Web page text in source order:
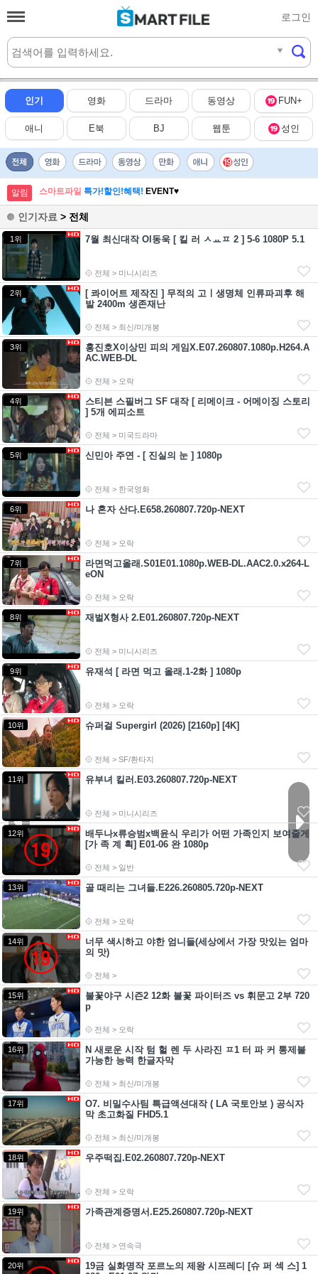
로그인
실시간HOT
인기 영화 드라마 동영상 FUN+
애니 E북 BJ 웹툰 성인
알림 스마트파일 특가!할인!혜택! EVENT♥
인기자료 > 전체
1위 7월 최신대작 Ol동욱 [ 킬 러 ㅅㅛㅍ 2 ] 5-6 1080P 5.1
전체 > 미니시리즈
2위
[ 콰이어트 제작진 ] 무적의 고ㅣ생명체 인류파괴후 해
발 2400m 생존재난
전체 > 최신/미개봉
3위
홍진호X이상민 피의 게임X.E07.260807.1080p.H264.A
AC.WEB-DL
전체 > 오락
4위
스티븐 스필버그 SF 대작 [ 리메이크 - 어메이징 스토리
] 5개 에피소트
전체 > 미국드라마
5위 신민아 주연 - [ 진실의 눈 ] 1080p
전체 > 한국영화
6위 나 혼자 산다.E658.260807.720p-NEXT
전체 > 오락
7위
라면먹고올래.S01E01.1080p.WEB-DL.AAC2.0.x264-L
eON
전체 > 오락
8위 재벌X형사 2.E01.260807.720p-NEXT
전체 > 미니시리즈
9위 유재석 [ 라면 먹고 올래.1-2화 ] 1080p
전체 > 오락
10위 슈퍼걸 Supergirl (2026) [2160p] [4K]
전체 > SF/환타지
11위 유부녀 킬러.E03.260807.720p-NEXT
전체 > 미니시리즈
12위
배두나x류승범x백윤식 우리가 어떤 가족인지 보여줄게
[가 족 계 획] E01-06 완 1080p
전체 > 일반
13위 골 때리는 그녀들.E226.260805.720p-NEXT
전체 > 오락
14위
너무 색시하고 야한 엄니들(세상에서 가장 맛있는 엄마
의 맛)
전체 >
15위
불꽃야구 시즌2 12화 불꽃 파이터즈 vs 휘문고 2부 720
p
전체 > 오락
16위
N 새로운 시작 텀 헐 렌 두 사라진 ㅍ1 터 파 커 통제불
가능한 능력 한글자막
전체 > 최신/미개봉
17위
O7. 비밀수사팀 특급액션대작 ( LA 국토안보 ) 공식자
막 초고화질 FHD5.1
전체 > 최신/미개봉
18위 우주떡집.E02.260807.720p-NEXT
전체 > 오락
19위 가족관계증명서.E25.260807.720p-NEXT
전체 > 연속극
20위
19금 실화명작 포르노의 제왕 시프레디 [슈 퍼 섹 스] 1